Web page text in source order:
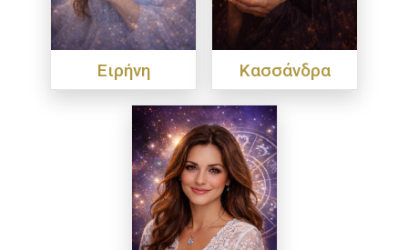
Ειρήνη Κασσάνδρα